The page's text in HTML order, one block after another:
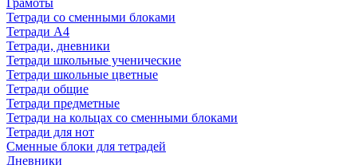
Грамоты
Тетради со сменными блоками
Тетради А4
Тетради, дневники
Тетради школьные ученические
Тетради школьные цветные
Тетради общие
Тетради предметные
Тетради на кольцах со сменными блоками
Тетради для нот
Сменные блоки для тетрадей
Дневники